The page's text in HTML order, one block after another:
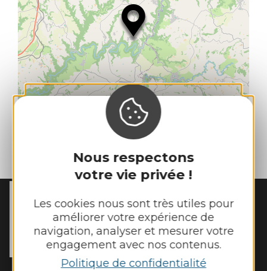
Nous respectons
votre vie privée !
Les cookies nous sont très utiles pour
améliorer votre expérience de
navigation, analyser et mesurer votre
engagement avec nos contenus.
Politique de confidentialité
Leaflet| Map data © OpenStreetMap contributors
MAIRIE DEMANHAC
15 chemin de l’Estang
12160 Manhac
Tél. :05 65 69 03 53